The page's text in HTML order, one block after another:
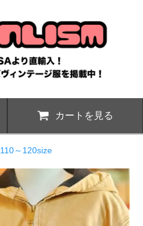
カートを見る
110～120size